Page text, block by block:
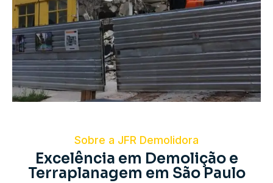
Sobre a JFR Demolidora
Excelência em Demolição e
Terraplanagem em São Paulo